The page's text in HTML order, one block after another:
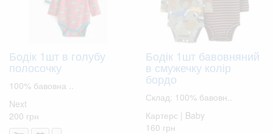
Бодік 1шт в голубу
полосочку
100% бавовна ..
Next
200 грн
Бодік 1шт бавовняний
в смужечку колір
бордо
Склад: 100% бавовн..
Картерс | Baby
160 грн